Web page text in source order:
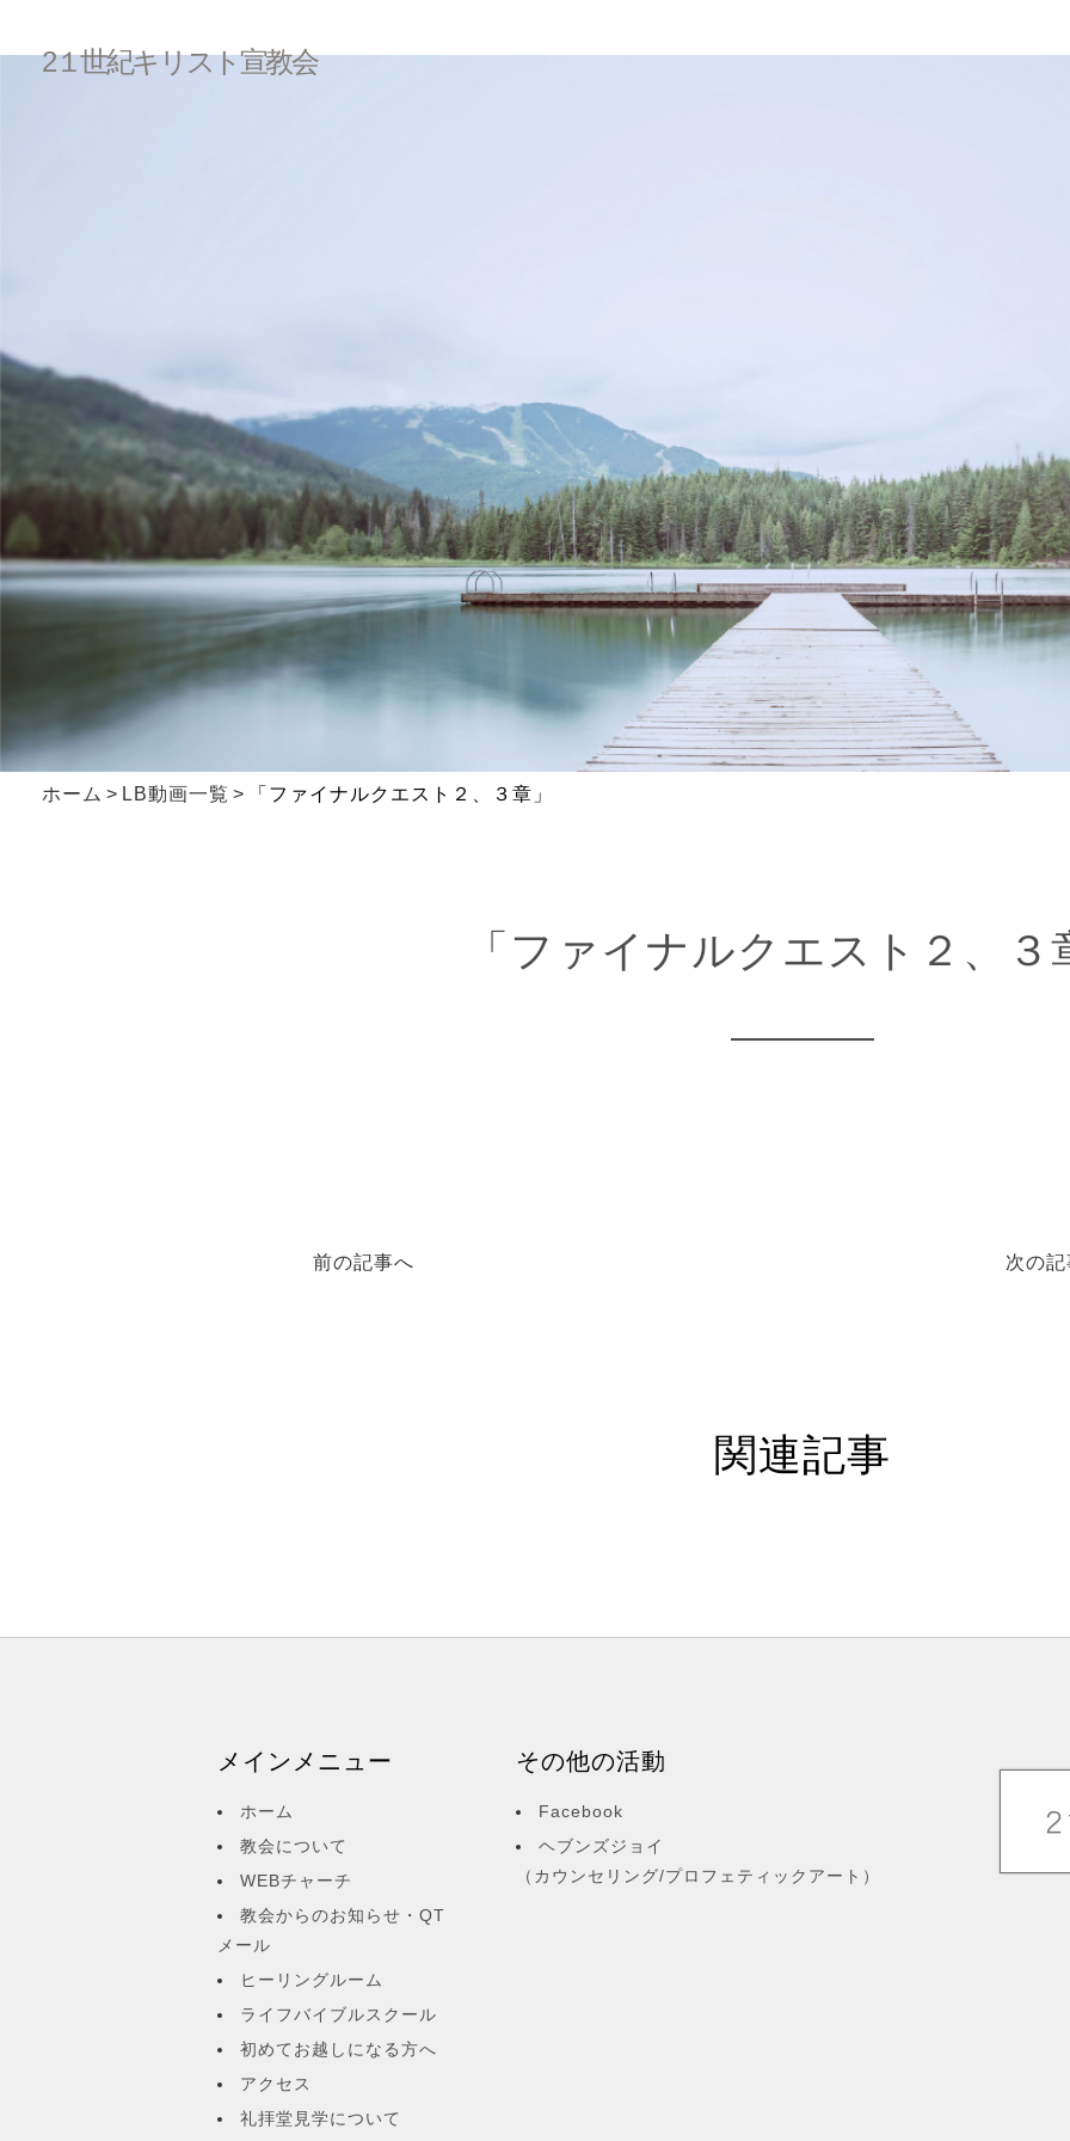
2１世紀キリスト宣教会
ホーム LB動画一覧 「ファイナルクエスト２、３章」
「ファイナルクエスト２、３
前の記事へ 次の
関連記事
メインメニュー
ホーム
教会について
WEBチャーチ
教会からのお知らせ・QT
メール
ヒーリングルーム
ライフバイブルスクール
初めてお越しになる方へ
アクセス
礼拝堂見学について
その他の活動
Facebook
ヘブンズジョイ
（カウンセリング/プロフェティックアート）